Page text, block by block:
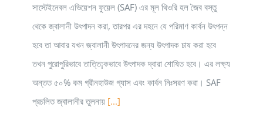
সাস্টেইনেবল এভিয়েশন ফুয়েল (SAF) এর মূল থিওরি হল জৈব বস্তু
থেকে জ্বালানী উৎপাদন করা, তারপর এর দহনে যে পরিমাণ কার্বন উৎপন্ন
হবে তা আবার যখন জ্বালানী উৎপাদনের জন্য উৎপাদক চাষ করা হবে
তখন পুরোপুরিভাবে তাত্তি¡কভাবে উৎপাদক দ্বারা শোষিত হবে। এর লক্ষ্য
অন্তত ৫০% কম গ্রীনহাউজ গ্যাস এবং কার্বন নিঃসরণ করা। SAF
প্রচলিত জ্বালানীর তুলনায় [...]